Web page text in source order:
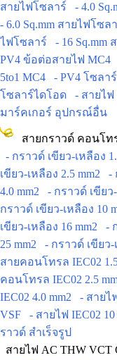
สายไฟโซลาร์
- 4.0
- 6.0 Sq.mm สายไฟโซล
ไฟโซลาร์
- 16 Sq.mm
PV4 ข้อต่อสายไฟ MC4
5to1 MC4
- PV4 โซลา
โซลาร์ไดโอด
- สายไฟ
มาร์คเกอร์ อุปกรณ์อื่น
สายกราวด์ คอนโท
- กราวด์ เขียว-เหลือง
เขียว-เหลือง 2.5 mm2
-
4.0 mm2
- กราวด์ เขียว
กราวด์ เขียว-เหลือง 10
เขียว-เหลือง 16 mm2
-
25 mm2
- กราวด์ เขียว-
สายคอนโทรล IEC02
คอนโทรล IEC02 2.5
IEC02 4.0 mm2
- สายไ
VSF
- สายไฟ IEC02 10
ราวด์ สำเร็จรูป
สายไฟ AC THW VCT